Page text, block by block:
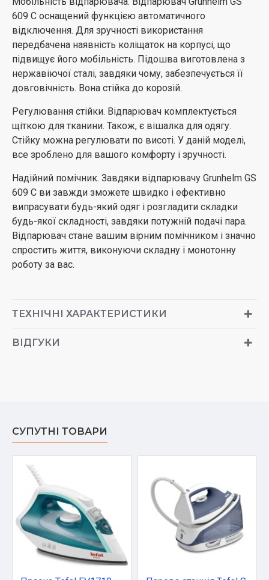
609 C оснащений функцією автоматичного
відключення. Для зручності використання
передбачена наявність коліщаток на корпусі, що
підвищує його мобільність. Підошва виготовлена ​​з
нержавіючої сталі, завдяки чому, забезпечується її
довговічність. Вона стійка до корозій.
Регулювання стійки. Відпарювач комплектується
щіткою для тканини. Також, є вішалка для одягу.
Стійку можна регулювати по висоті. У даній моделі,
все зроблено для вашого комфорту і зручності.
Надійний помічник. Завдяки відпарювачу Grunhelm GS
609 C ви завжди зможете швидко і ефективно
випрасувати будь-який одяг і розгладити складки
будь-якої складності, завдяки потужній подачі пара.
Відпарювач стане вашим вірним помічником і значно
спростить життя, виконуючи складну і монотонну
роботу за вас.
ТЕХНІЧНІ ХАРАКТЕРИСТИКИ
ВІДГУКИ
СУПУТНІ ТОВАРИ